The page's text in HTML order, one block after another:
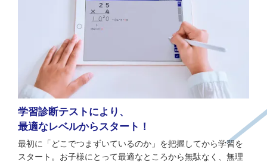
学習診断テストにより、
最適なレベルからスタート！
最初に「どこでつまずいているのか」を把握してから学習を
スタート。お子様にとって最適なところから無駄なく、無理